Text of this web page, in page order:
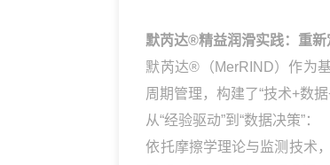
默芮达®精益润滑实践：重
默芮达®（MerRIND）作为
周期管理，构建了“技术+数
从“经验驱动”到“数据决策”：
依托摩擦学理论与监测技术